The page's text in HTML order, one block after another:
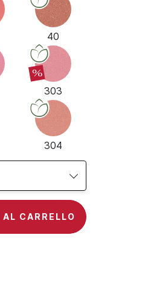
40
%
303
304
CARRELLO